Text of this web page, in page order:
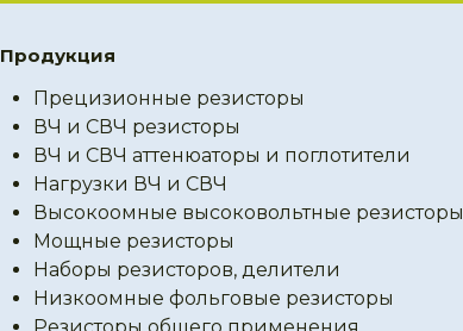
Продукция
Прецизионные резисторы
ВЧ и СВЧ резисторы
ВЧ и СВЧ аттенюаторы и поглотители
Нагрузки ВЧ и СВЧ
Высокоомные высоковольтные резисторы
Мощные резисторы
Наборы резисторов, делители
Низкоомные фольговые резисторы